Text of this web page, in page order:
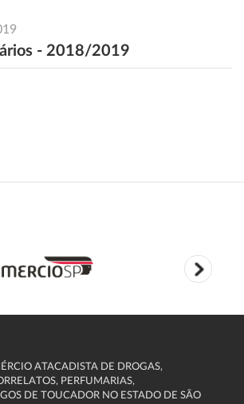
- 2018/2019
ATACADISTA DE DROGAS,
PERFUMARIAS,
DE TOUCADOR NO ESTADO DE SÃO